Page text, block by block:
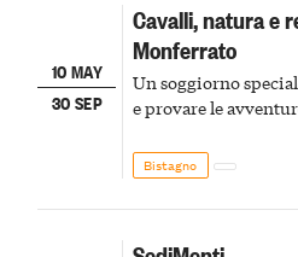
10 MAY
30 SEP
Cavalli, natura e
Monferrato
Un soggiorno
e provare le
Bistagno